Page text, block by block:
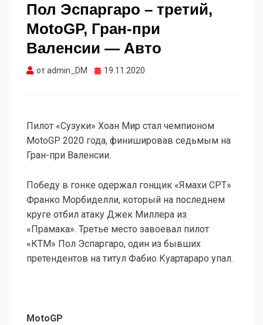
Пол Эспаргаро – третий,
MotoGP, Гран-при
Валенсии — Авто
отadmin_DM Опубликовано
19.11.2020
Пилот «Сузуки» Хоан Мир стал чемпионом
MotoGP 2020 года, финишировав седьмым на
Гран-при Валенсии.
Победу в гонке одержал гонщик «Ямахи СРТ»
Франко Морбиделли, который на последнем
круге отбил атаку Джек Миллера из
«Прамака». Третье место завоевал пилот
«КТМ» Пол Эспаргаро, один из бывших
претендентов на титул Фабио Куартараро упал.
MotoGP